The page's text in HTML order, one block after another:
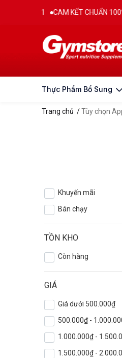
CAM KẾT CHUẨN 100%
Thực Phẩm Bổ Sung
Trang chủ /Tùy chọn
Khuyến mãi
Bán chạy
TỒN KHO
Còn hàng
GIÁ
Giá dưới 500.000₫
500.000₫ -
1.000.000₫ -
1.500.000₫ -